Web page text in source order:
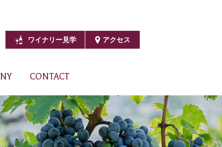
ワイナリー見学 アクセス
CONTACT